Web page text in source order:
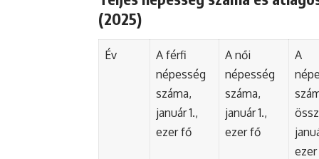
(2025)
Év
A férfi
népesség
száma,
január 1.,
ezer fő
A női
népesség
száma,
január 1.,
ezer fő
A